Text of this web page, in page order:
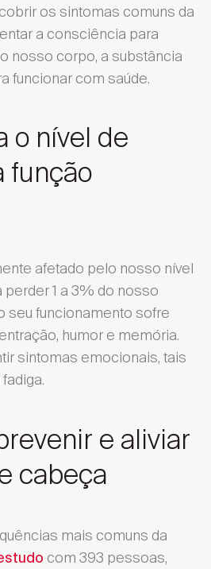
os sintomas comuns da
a consciência para
nosso corpo, a substância
funcionar com saúde.
o nível de
função
afetado pelo nosso nível
perder 1 a 3% do nosso
seu funcionamento sofre
humor e memória.
sintomas emocionais, tais
e aliviar
cabeça
mais comuns da
com 393 pessoas,